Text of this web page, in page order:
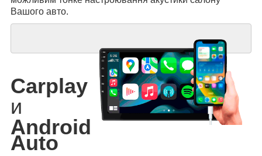
Вашого авто.
Carplay
и
Android
Auto